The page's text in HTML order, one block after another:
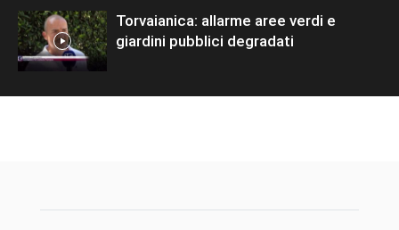
Torvaianica: allarme aree verdi e
giardini pubblici degradati